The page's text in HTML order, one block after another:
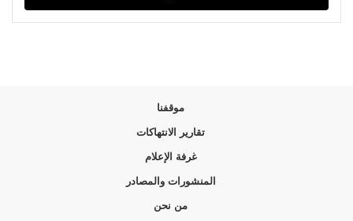
موقفنا
تقارير الانتهاكات
غرفة الإعلام
المنشورات والمصادر
من نحن